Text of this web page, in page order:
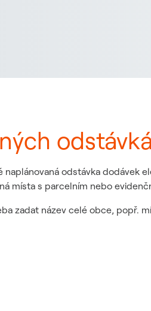
odstávka dodávek
místa s parcelním nebo
zadat název celé obce, popř.